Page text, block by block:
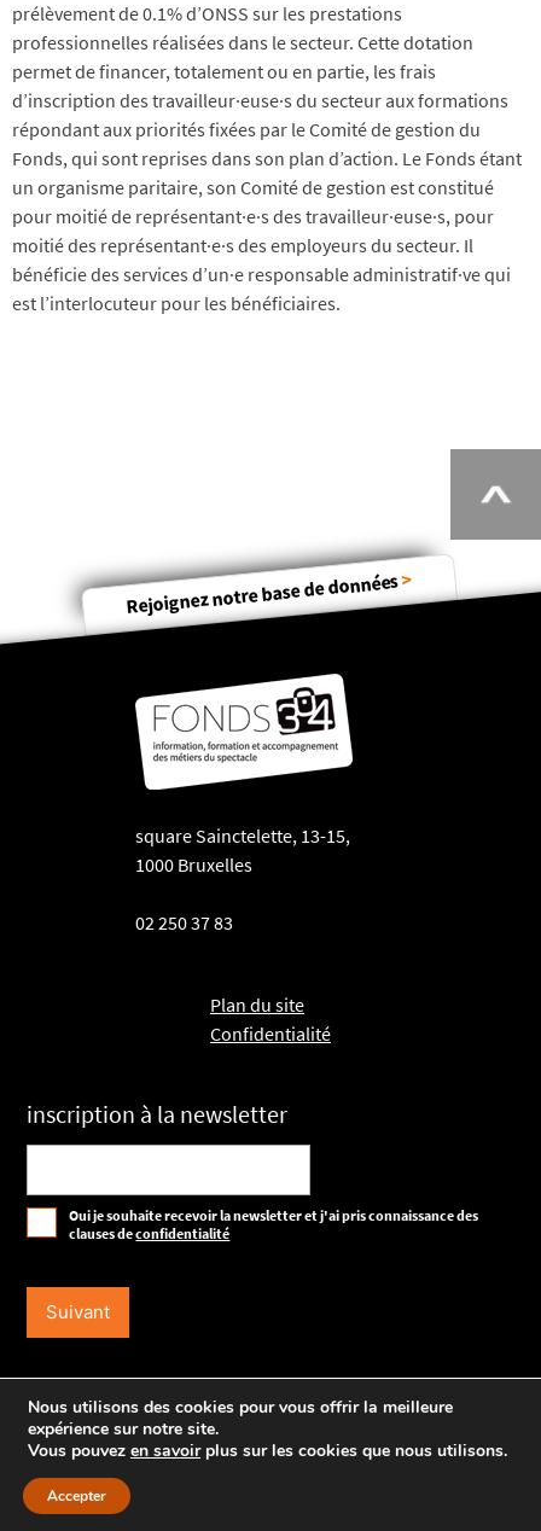
prélèvement de 0.1% d’ONSS sur les prestations
professionnelles réalisées dans le secteur. Cette dotation
permet de financer, totalement ou en partie, les frais
d’inscription des travailleur·euse·s du secteur aux formations
répondant aux priorités fixées par le Comité de gestion du
Fonds, qui sont reprises dans son plan d’action. Le Fonds étant
un organisme paritaire, son Comité de gestion est constitué
pour moitié de représentant·e·s des travailleur·euse·s, pour
moitié des représentant·e·s des employeurs du secteur. Il
bénéficie des services d’un·e responsable administratif·ve qui
est l’interlocuteur pour les bénéficiaires.
Rejoignez notre base de données>
square Sainctelette, 13-15,
1000 Bruxelles
02 250 37 83
Plan du site
Confidentialité
inscription à la newsletter
Oui je souhaite recevoir la newsletter et j'ai pris connaissance des
clauses deconfidentialité
Partager sur Facebook
Partager sur Twitter
Partager par mail
Nous utilisons des cookies pour vous offrir la meilleure
expérience sur notre site.
Vous pouvez en savoirplus sur les cookies que nous utilisons.
Accepter